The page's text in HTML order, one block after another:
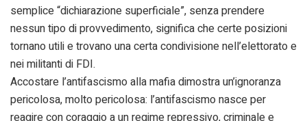
semplice “dichiarazione superficiale”, senza prendere
nessun tipo di provvedimento, significa che certe posizioni
tornano utili e trovano una certa condivisione nell’elettorato e
nei militanti di FDI.
Accostare l’antifascismo alla mafia dimostra un’ignoranza
pericolosa, molto pericolosa: l’antifascismo nasce per
reagire con coraggio a un regime repressivo, criminale e